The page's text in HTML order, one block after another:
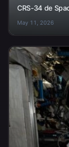
CRS-34 de
May 11, 2026